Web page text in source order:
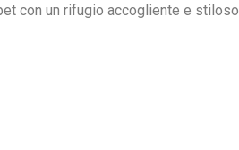
con un rifugio accogliente e stiloso.